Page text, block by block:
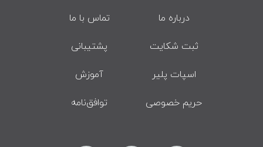
درباره ما تماس با ما
ثبت شکایت پشتیبانی
اسپات پلیر آموزش
حریم خصوصی توافق‌نامه